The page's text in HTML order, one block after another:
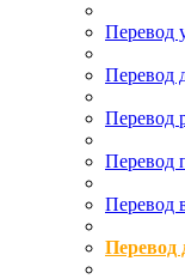
Перевод
Перевод
Перевод
Перевод
Перевод
Перевод